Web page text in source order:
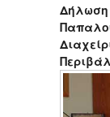
Δήλωση